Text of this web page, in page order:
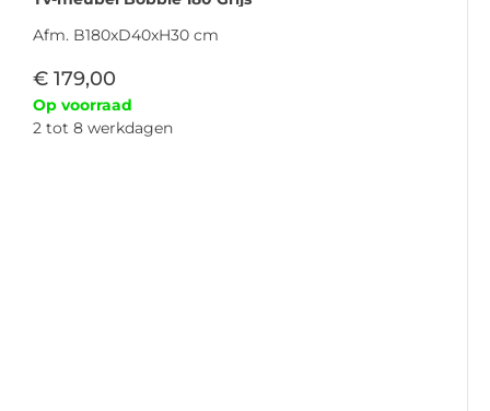
Afm. B180xD40xH30 cm
€ 179,00
Op voorraad
2 tot 8 werkdagen